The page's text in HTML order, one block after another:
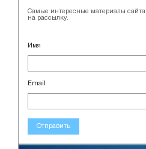
Самые интересные материалы
на рассылку.
Имя
Email
Отправить